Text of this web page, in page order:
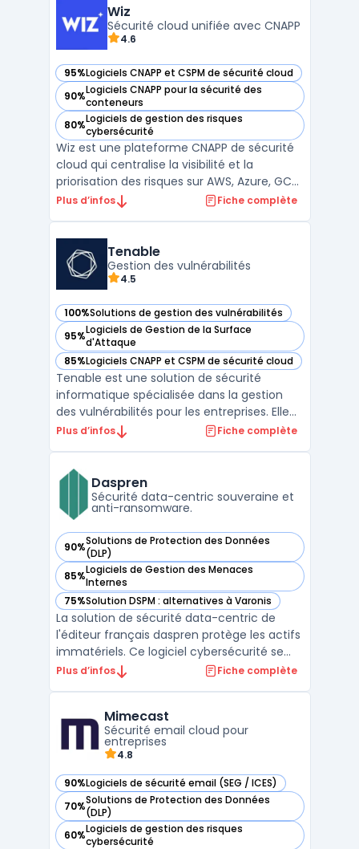
des administrations publiques. La
plateforme couvre la conf ...
Wiz
Sécurité cloud unifiée avec CNAPP
4.6
95%Logiciels CNAPP et CSPM de sécurité cloud
— voir Wiz dans cette catégorie
90%Logiciels CNAPP pour la sécurité des
conteneurs
— voir Wiz dans cette catégorie
80%Logiciels de gestion des risques
cybersécurité
— voir Wiz dans cette catégorie
Wiz est une plateforme CNAPP de sécurité
cloud qui centralise la visibilité et la
priorisation des risques sur AWS, Azure, GCP
et Kubernetes via une approche agentless
conformité afin de cartographier
configurations, ident ...
Plus d’infos Fiche complète
Tenable
Gestion des vulnérabilités
4.5
100%Solutions de gestion des vulnérabilités
— voir Tenable dans cette catégorie
95%Logiciels de Gestion de la Surface
d'Attaque
— voir Tenable dans cette catégorie
85%Logiciels CNAPP et CSPM de sécurité cloud
— voir Tenable dans cette catégorie
Tenable est une solution de sécurité
informatique spécialisée dans la gestion
des vulnérabilités pour les entreprises. Elle
offre des outils permettant de surveiller,
applications.Grâce à une analyse des failles
Plus d’infos Fiche complète
Daspren
Sécurité data-centric souveraine et
anti-ransomware.
90%Solutions de Protection des Données
(DLP)
— voir Daspren dans cette catégorie
85%Logiciels de Gestion des Menaces
Internes
— voir Daspren dans cette catégorie
75%Solution DSPM : alternatives à Varonis
— voir Daspren dans cette catégorie
La solution de sécurité data-centric de
l'éditeur français daspren protège les actifs
immatériels. Ce logiciel cybersécurité se
focalise sur la donnée pour garantir une
gardant un contrôle strict sur les flux.Le
système ...
Plus d’infos Fiche complète
Mimecast
Sécurité email cloud pour
entreprises
4.8
90%Logiciels de sécurité email (SEG / ICES)
— voir Mimecast dans cette catégorie
70%Solutions de Protection des Données
(DLP)
— voir Mimecast dans cette catégorie
60%Logiciels de gestion des risques
cybersécurité
— voir Mimecast dans cette catégorie